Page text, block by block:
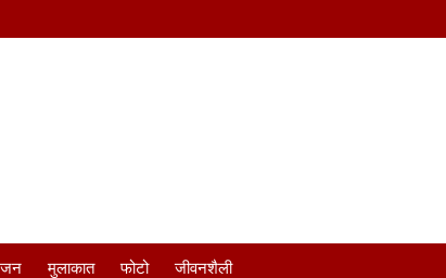
मुलाकात फोटो जीवनशैली